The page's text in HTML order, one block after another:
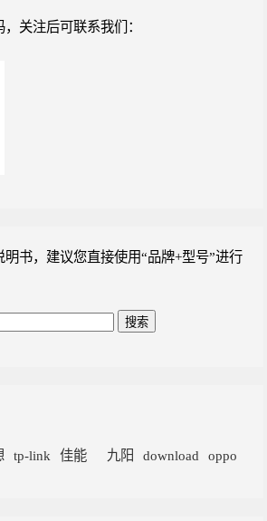
关注后可联系我们：
书，建议您直接使用“品牌+型号”进行
tp-link 佳能 九阳 download
oppo